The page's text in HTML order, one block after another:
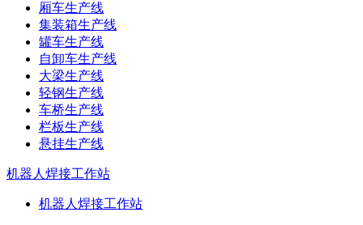
厢车生产线
集装箱生产线
罐车生产线
自卸车生产线
大梁生产线
轻钢生产线
车桥生产线
栏板生产线
悬挂生产线
机器人焊接工作站
机器人焊接工作站